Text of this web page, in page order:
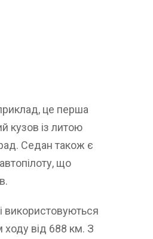
це перша
кузов із литою
Седан також є
що
використовуються
ходу від 688 км. З